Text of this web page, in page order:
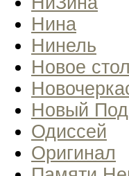
Нина
Нинель
Новое
Новый
Одиссей
Оригинал